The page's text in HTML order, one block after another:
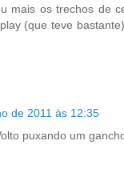
mais os trechos de
(que teve
de 2011 às 12:35
puxando um